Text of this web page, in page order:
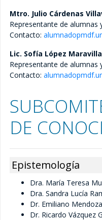
Solicitudes
Solicitud de
Mtro. Julio Cárdenas
Representante de
Contacto:
Lic. Sofía López Maravilla
Representante de alumnas
Contacto:
DE
Epistemología
Dra. María Teresa
Dra. Sandra Lucía
Dr. Emiliano
Dr. Ricardo Vázquez